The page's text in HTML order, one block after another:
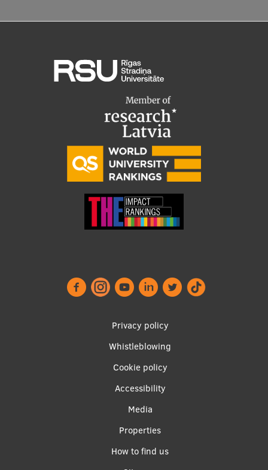
Privacy policy
Whistleblowing
Cookie policy
Accessibility
Media
Properties
How to find us